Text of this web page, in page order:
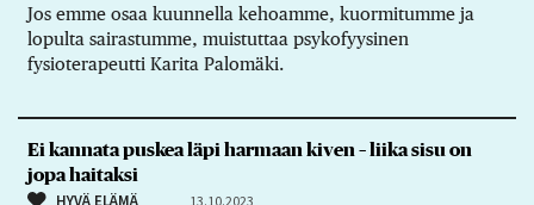
Jos emme osaa kuunnella kehoamme, kuormitumme ja
lopulta sairastumme, muistuttaa psykofyysinen
fysioterapeutti Karita Palomäki.
Ei kannata puskea läpi harmaan kiven – liika sisu on
jopa haitaksi
13.10.2023